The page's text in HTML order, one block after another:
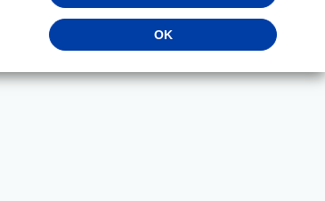
OK